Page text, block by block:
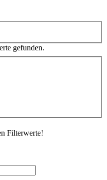
gefunden.
Filterwerte!